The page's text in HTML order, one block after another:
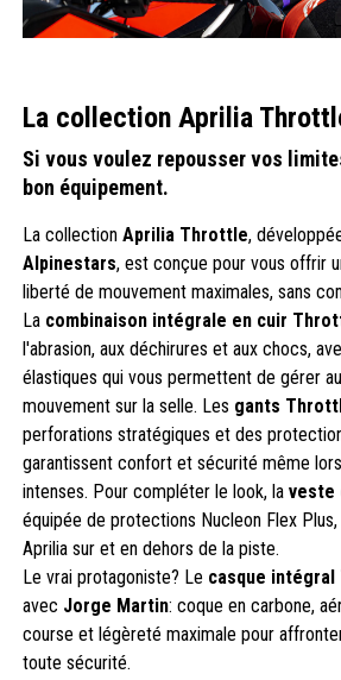
La collection Aprilia
Si vous voulez repousser vos
bon équipement.
La collection Aprilia Throttle,
Alpinestars, est conçue pour vous offrir
liberté de mouvement maximales, sans
La combinaison intégrale en cuir
l'abrasion, aux déchirures et aux chocs,
élastiques qui vous permettent de gérer
mouvement sur la selle. Les gants
perforations stratégiques et des
garantissent confort et sécurité même
intenses. Pour compléter le look, la veste
équipée de protections Nucleon Flex
Aprilia sur et en dehors de la piste.
Le vrai protagoniste? Le casque
avec Jorge Martin: coque en carbone,
course et légèreté maximale pour
toute sécurité.